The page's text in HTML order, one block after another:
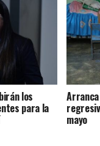
los
para la
mayo